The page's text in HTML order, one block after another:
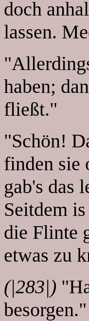
doch
lassen.
haben;
fließt."
"Schön!
finden sie
gab's das
Seitdem
die Flinte
etwas zu
(|283|)
besorgen."